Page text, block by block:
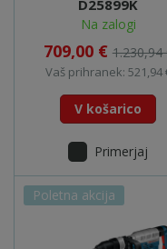
D25899K
Na zalogi
709,00 € 1.230,94
Vaš prihranek: 521,94
V košarico
Primerjaj
Poletna akcija